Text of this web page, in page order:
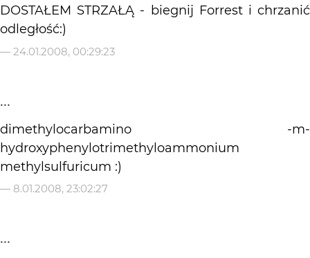
DOSTAŁEM STRZAŁĄ - biegnij Forrest i chrzanić
odległość:)
— 24.01.2008, 00:29:23
...
dimethylocarbamino -m-
hydroxyphenylotrimethyloammonium
methylsulfuricum :)
— 8.01.2008, 23:02:27
...